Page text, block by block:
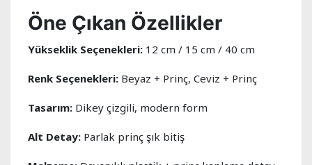
Öne Çıkan Özellikler
Yükseklik Seçenekleri: 12 cm / 15 cm / 40 cm
Renk Seçenekleri: Beyaz + Prinç, Ceviz + Prinç
Tasarım: Dikey çizgili, modern form
Alt Detay: Parlak prinç şık bitiş